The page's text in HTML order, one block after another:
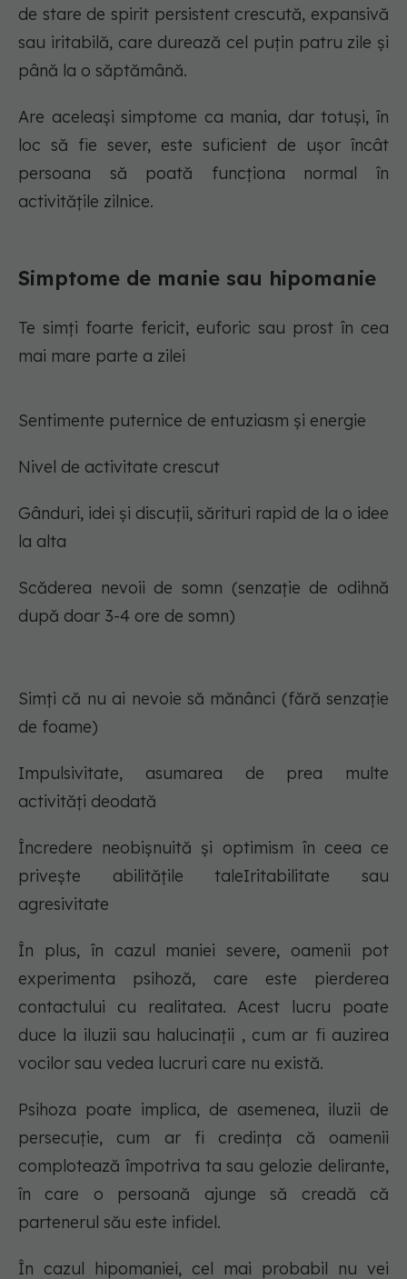
de stare de spirit persistent crescută, expansivă
sau iritabilă, care durează cel puțin patru zile și
până la o săptămână.
Are aceleași simptome ca mania, dar totuși, în
loc să fie sever, este suficient de ușor încât
persoana să poată funcționa normal în
activitățile zilnice.
Simptome de manie sau hipomanie
Te simți foarte fericit, euforic sau prost în cea
mai mare parte a zilei
Sentimente puternice de entuziasm și energie
Nivel de activitate crescut
Gânduri, idei și discuții, sărituri rapid de la o idee
la alta
Scăderea nevoii de somn (senzație de odihnă
după doar 3-4 ore de somn)
Simți că nu ai nevoie să mănânci (fără senzație
de foame)
Impulsivitate, asumarea de prea multe
activități deodată
Încredere neobișnuită și optimism în ceea ce
privește abilitățile taleIritabilitate sau
agresivitate
În plus, în cazul maniei severe, oamenii pot
experimenta psihoză, care este pierderea
contactului cu realitatea. Acest lucru poate
duce la iluzii sau halucinații , cum ar fi auzirea
vocilor sau vedea lucruri care nu există.
Psihoza poate implica, de asemenea, iluzii de
persecuție, cum ar fi credința că oamenii
complotează împotriva ta sau gelozie delirante,
în care o persoană ajunge să creadă că
partenerul său este infidel.
În cazul hipomaniei, cel mai probabil nu vei